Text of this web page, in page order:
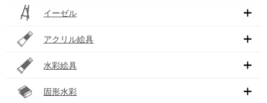
イーゼル
アクリル絵具
水彩絵具
固形水彩